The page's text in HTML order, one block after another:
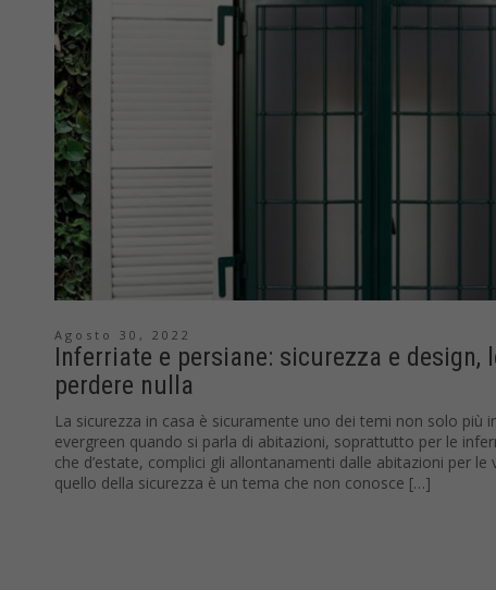
Agosto 30, 2022
Inferriate e persiane: sicurezza e design,
perdere nulla
La sicurezza in casa è sicuramente uno dei temi non solo più
evergreen quando si parla di abitazioni, soprattutto per le
che d’estate, complici gli allontanamenti dalle abitazioni per le
quello della sicurezza è un tema che non conosce […]